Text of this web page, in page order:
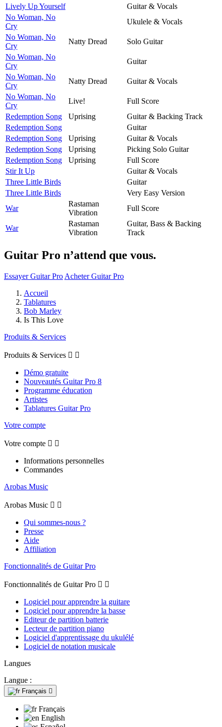
Lively Up Yourself
Guitar & Vocals
No Woman, No
Cry
Ukulele & Vocals
No Woman, No
Cry
Natty Dread
Solo Guitar
No Woman, No
Cry
Guitar
No Woman, No
Cry
Natty Dread
Guitar & Vocals
No Woman, No
Cry
Live!
Full Score
Redemption Song
Uprising
Guitar & Backing Track
Redemption Song
Guitar
Redemption Song
Uprising
Guitar & Vocals
Redemption Song
Uprising
Picking Solo Guitar
Redemption Song
Uprising
Full Score
Stir It Up
Guitar & Vocals
Three Little Birds
Guitar
Three Little Birds
Very Easy Version
War
Rastaman
Vibration
Full Score
War
Rastaman
Vibration
Guitar, Bass & Backing
Track
Guitar Pro n’attend que vous.
Essayer Guitar Pro Acheter Guitar Pro
Accueil
Tablatures
Bob Marley
Is This Love
Produits & Services
Produits & Services  
Démo gratuite
Nouveautés Guitar Pro 8
Programme éducation
Artistes
Tablatures Guitar Pro
Votre compte
Votre compte  
Informations personnelles
Commandes
Arobas Music
Arobas Music  
Qui sommes-nous ?
Presse
Aide
Affiliation
Fonctionnalités de Guitar Pro
Fonctionnalités de Guitar Pro  
Logiciel pour apprendre la guitare
Logiciel pour apprendre la basse
Editeur de partition batterie
Lecteur de partition piano
Logiciel d'apprentissage du ukulélé
Logiciel de notation musicale
Langues
Langue :
Français 
Français
English